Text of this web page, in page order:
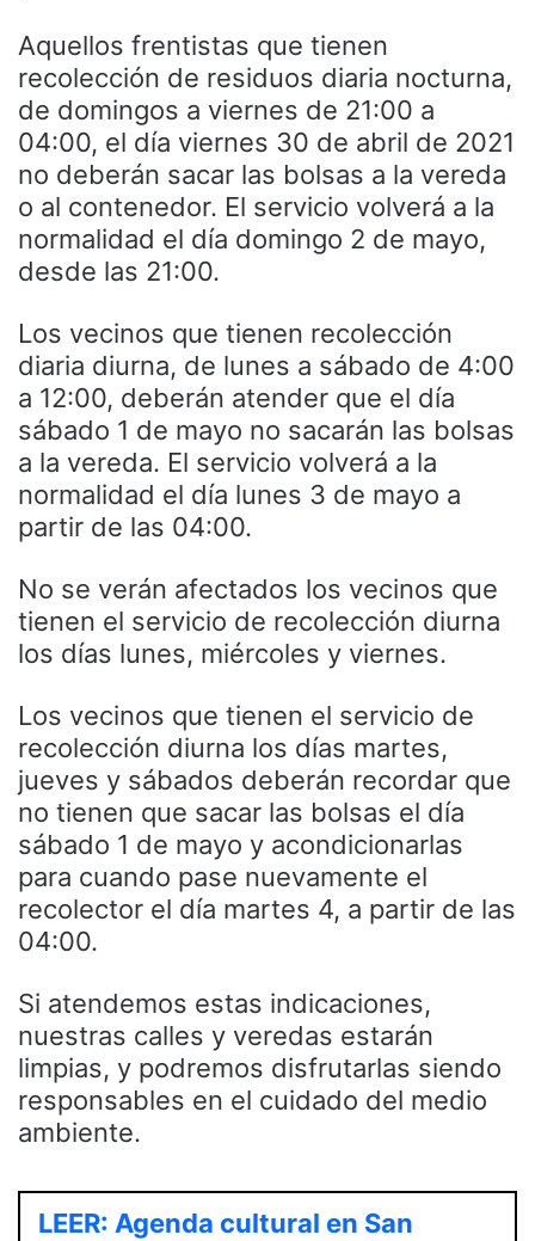
Aquellos frentistas que tienen
recolección de residuos diaria nocturna,
de domingos a viernes de 21:00 a
04:00, el día viernes 30 de abril de 2021
no deberán sacar las bolsas a la vereda
o al contenedor. El servicio volverá a la
normalidad el día domingo 2 de mayo,
desde las 21:00.
Los vecinos que tienen recolección
diaria diurna, de lunes a sábado de 4:00
a 12:00, deberán atender que el día
sábado 1 de mayo no sacarán las bolsas
a la vereda. El servicio volverá a la
normalidad el día lunes 3 de mayo a
partir de las 04:00.
No se verán afectados los vecinos que
tienen el servicio de recolección diurna
los días lunes, miércoles y viernes.
Los vecinos que tienen el servicio de
recolección diurna los días martes,
jueves y sábados deberán recordar que
no tienen que sacar las bolsas el día
sábado 1 de mayo y acondicionarlas
para cuando pase nuevamente el
recolector el día martes 4, a partir de las
04:00.
Si atendemos estas indicaciones,
nuestras calles y veredas estarán
limpias, y podremos disfrutarlas siendo
responsables en el cuidado del medio
ambiente.
LEER: Agenda cultural en San